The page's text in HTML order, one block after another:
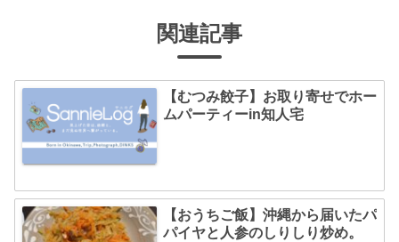
関連記事
【むつみ餃子】お取り寄せでホー
ムパーティーin知人宅
【おうちご飯】沖縄から届いたパ
パイヤと人参のしりしり炒め。